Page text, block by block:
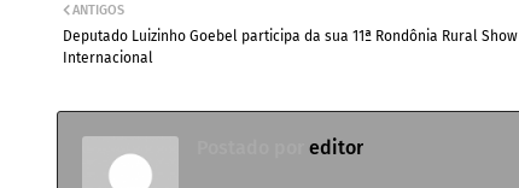
ANTIGOS
Deputado Luizinho Goebel participa da sua 11ª Rondônia Rural Show
Internacional
editor